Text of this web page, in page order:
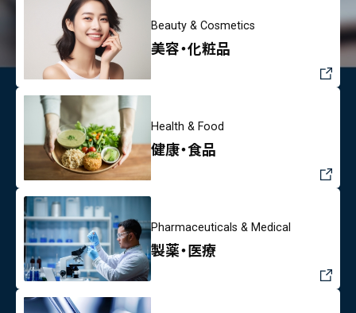
Beauty & Cosmetics
美容・化粧品
Health & Food
健康・食品
Pharmaceuticals & Medical
製薬・医療